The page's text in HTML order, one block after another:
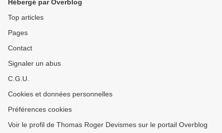
Hébergé par Overblog
Top articles
Pages
Contact
Signaler un abus
C.G.U.
Cookies et données personnelles
Préférences cookies
Voir le profil de Thomas Roger Devismes sur le portail Overblog